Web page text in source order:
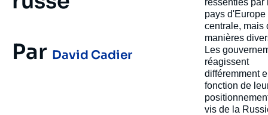
Par David Cadier
ressenties par
pays d'Europe
centrale, mais
manières
Les
réagissent
différemment
fonction de
vis de la